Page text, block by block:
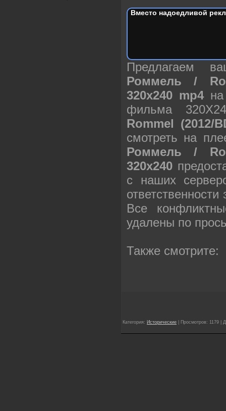
Вместо надоедливой
Предлагаем
Роммель /
320х240 mp4на
фильма
Rommel (2012/
смотреть на
Роммель /
320х240
с наших
Все
удалены по
Также смотрите:
Категория: Исторические | Просмотров: 1179 |